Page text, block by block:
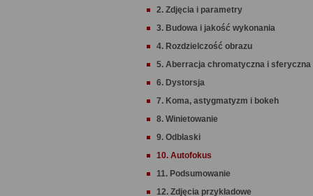
2. Zdjęcia i parametry
3. Budowa i jakość wykonania
4. Rozdzielczość obrazu
5. Aberracja chromatyczna i sferyczna
6. Dystorsja
7. Koma, astygmatyzm i bokeh
8. Winietowanie
9. Odblaski
10. Autofokus
11. Podsumowanie
12. Zdjęcia przykładowe